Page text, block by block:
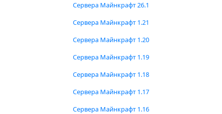
Сервера Майнкрафт 26.1
Сервера Майнкрафт 1.21
Сервера Майнкрафт 1.20
Сервера Майнкрафт 1.19
Сервера Майнкрафт 1.18
Сервера Майнкрафт 1.17
Сервера Майнкрафт 1.16